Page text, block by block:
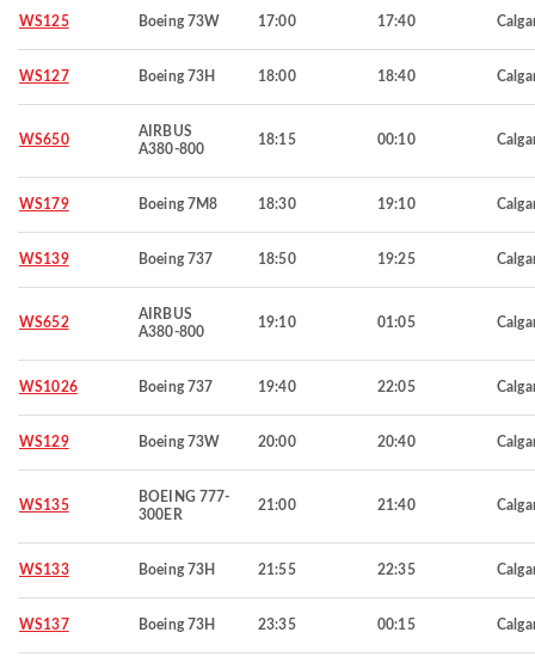
WS125 Boeing 73W 17:00 17:40
WS127 Boeing 73H 18:00 18:40
WS650
AIRBUS
A380-800
18:15 00:10
WS179 Boeing 7M8 18:30 19:10
WS139 Boeing 737 18:50 19:25
WS652
AIRBUS
A380-800
19:10 01:05
WS1026 Boeing 737 19:40 22:05
WS129 Boeing 73W 20:00 20:40
WS135
BOEING 777-
300ER
21:00 21:40
WS133 Boeing 73H 21:55 22:35
WS137 Boeing 73H 23:35 00:15